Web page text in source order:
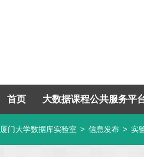
首页 大数据课程公共服务平
厦门大学数据库实验室 > 信息发布 > 实